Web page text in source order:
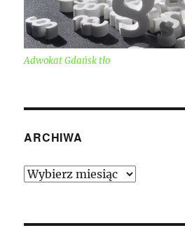
Adwokat Gdańsk tło
ARCHIWA
Archiwa